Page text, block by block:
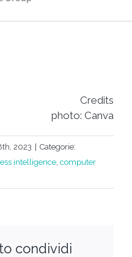
photo: Canva
2023
Categorie:
intelligence, computer
condividi